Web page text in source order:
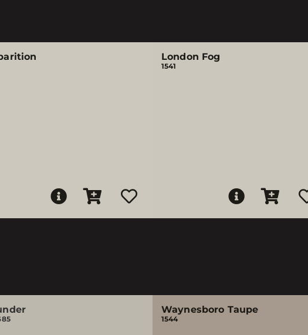
London Fog
1541
Waynesboro Taupe
1544